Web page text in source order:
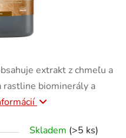
extrakt z chmeľu a
rastline biominerály a
Skladem (>5 ks)